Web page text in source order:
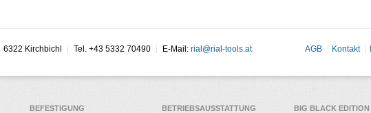
6322 Kirchbichl Tel. +43 5332 70490 E-Mail: rial@rial-tools.at Kontakt
AGB
BEFESTIGUNG
BETRIEBSAUSSTATTUNG
BIG BLACK EDITION